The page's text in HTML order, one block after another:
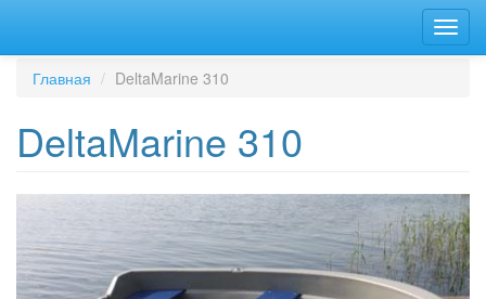
основному
содержанию
Главная
DeltaMarine 310
DeltaMarine 310